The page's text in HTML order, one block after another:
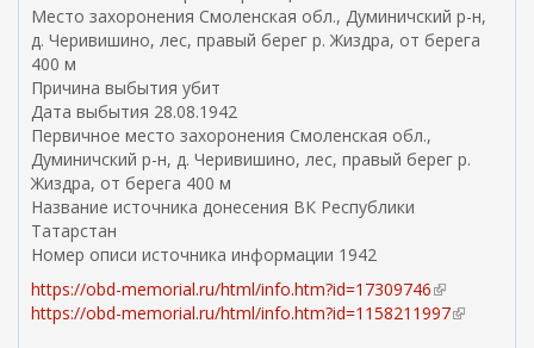
ы
л
Место захоронения Смоленская обл., Думиничский р-н,
д. Черивишино, лес, правый берег р. Жиздра, от берега
400 м
Причина выбытия убит
Дата выбытия 28.08.1942
Первичное место захоронения Смоленская обл.,
Думиничский р-н, д. Черивишино, лес, правый берег р.
Жиздра, от берега 400 м
Название источника донесения ВК Республики
Татарстан
Номер описи источника информации 1942
https://obd-memorial.ru/html/info.htm?id=17309746(
в
https://obd-memorial.ru/html/info.htm?id=1158211997(